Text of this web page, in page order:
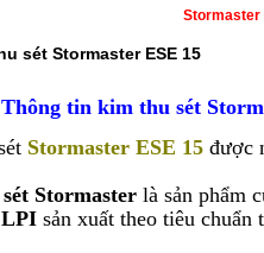
Stormaster
sét Stormaster ESE 15
tin kim thu sét
Stormaster ESE 15 được
Stormaster là sản phẩm
LPI sản xuất theo tiêu